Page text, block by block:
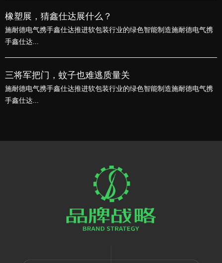
橡塑展，猜鑫仕达展什么？
施耐德电气携手鑫仕达推进软包装行业的绿色智能制造施耐德电气携
手鑫仕达...
三将军把门，蚊子也难逃质量关
施耐德电气携手鑫仕达推进软包装行业的绿色智能制造施耐德电气携
手鑫仕达...